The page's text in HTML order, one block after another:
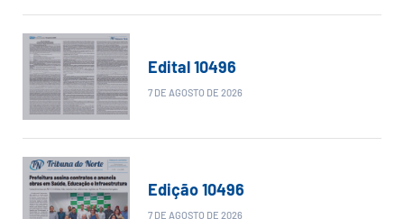
Edital 10496
7 DE AGOSTO DE 2026
Edição 10496
7 DE AGOSTO DE 2026